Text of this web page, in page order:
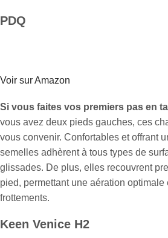
PDQ
Voir sur Amazon
Si vous faites vos premiers pas en
vous avez deux pieds gauches, ces
vous convenir. Confortables et offrant
semelles adhèrent à tous types de
glissades. De plus, elles recouvrent
pied, permettant une aération optimale
frottements.
Keen Venice H2